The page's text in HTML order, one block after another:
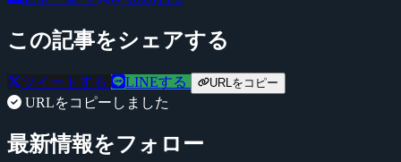
この記事をシェアする
ツイートする LINEする URLをコピー
URLをコピーしました
最新情報をフォロー